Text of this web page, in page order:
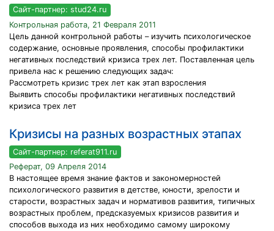
Сайт-партнер: stud24.ru
Контрольная работа, 21 Февраля 2011
Цель данной контрольной работы – изучить психологическое
содержание, основные проявления, способы профилактики
негативных последствий кризиса трех лет. Поставленная цель
привела нас к решению следующих задач:
Рассмотреть кризис трех лет как этап взросления
Выявить способы профилактики негативных последствий
кризиса трех лет
Кризисы на разных возрастных этапах
Сайт-партнер: referat911.ru
Реферат, 09 Апреля 2014
В настоящее время знание фактов и закономерностей
психологического развития в детстве, юности, зрелости и
старости, возрастных задач и нормативов развития, типичных
возрастных проблем, предсказуемых кризисов развития и
способов выхода из них необходимо самому широкому